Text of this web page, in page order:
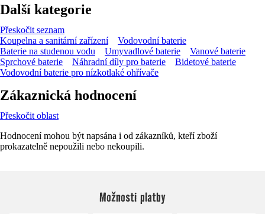
Další kategorie
Přeskočit seznam
Koupelna a sanitární zařízení
Vodovodní baterie
Baterie na studenou vodu
Umyvadlové baterie
Vanové baterie
Sprchové baterie
Náhradní díly pro baterie
Bidetové baterie
Vodovodní baterie pro nízkotlaké ohřívače
Zákaznická hodnocení
Přeskočit oblast
Hodnocení mohou být napsána i od zákazníků, kteří zboží
prokazatelně nepoužili nebo nekoupili.
Možnosti platby